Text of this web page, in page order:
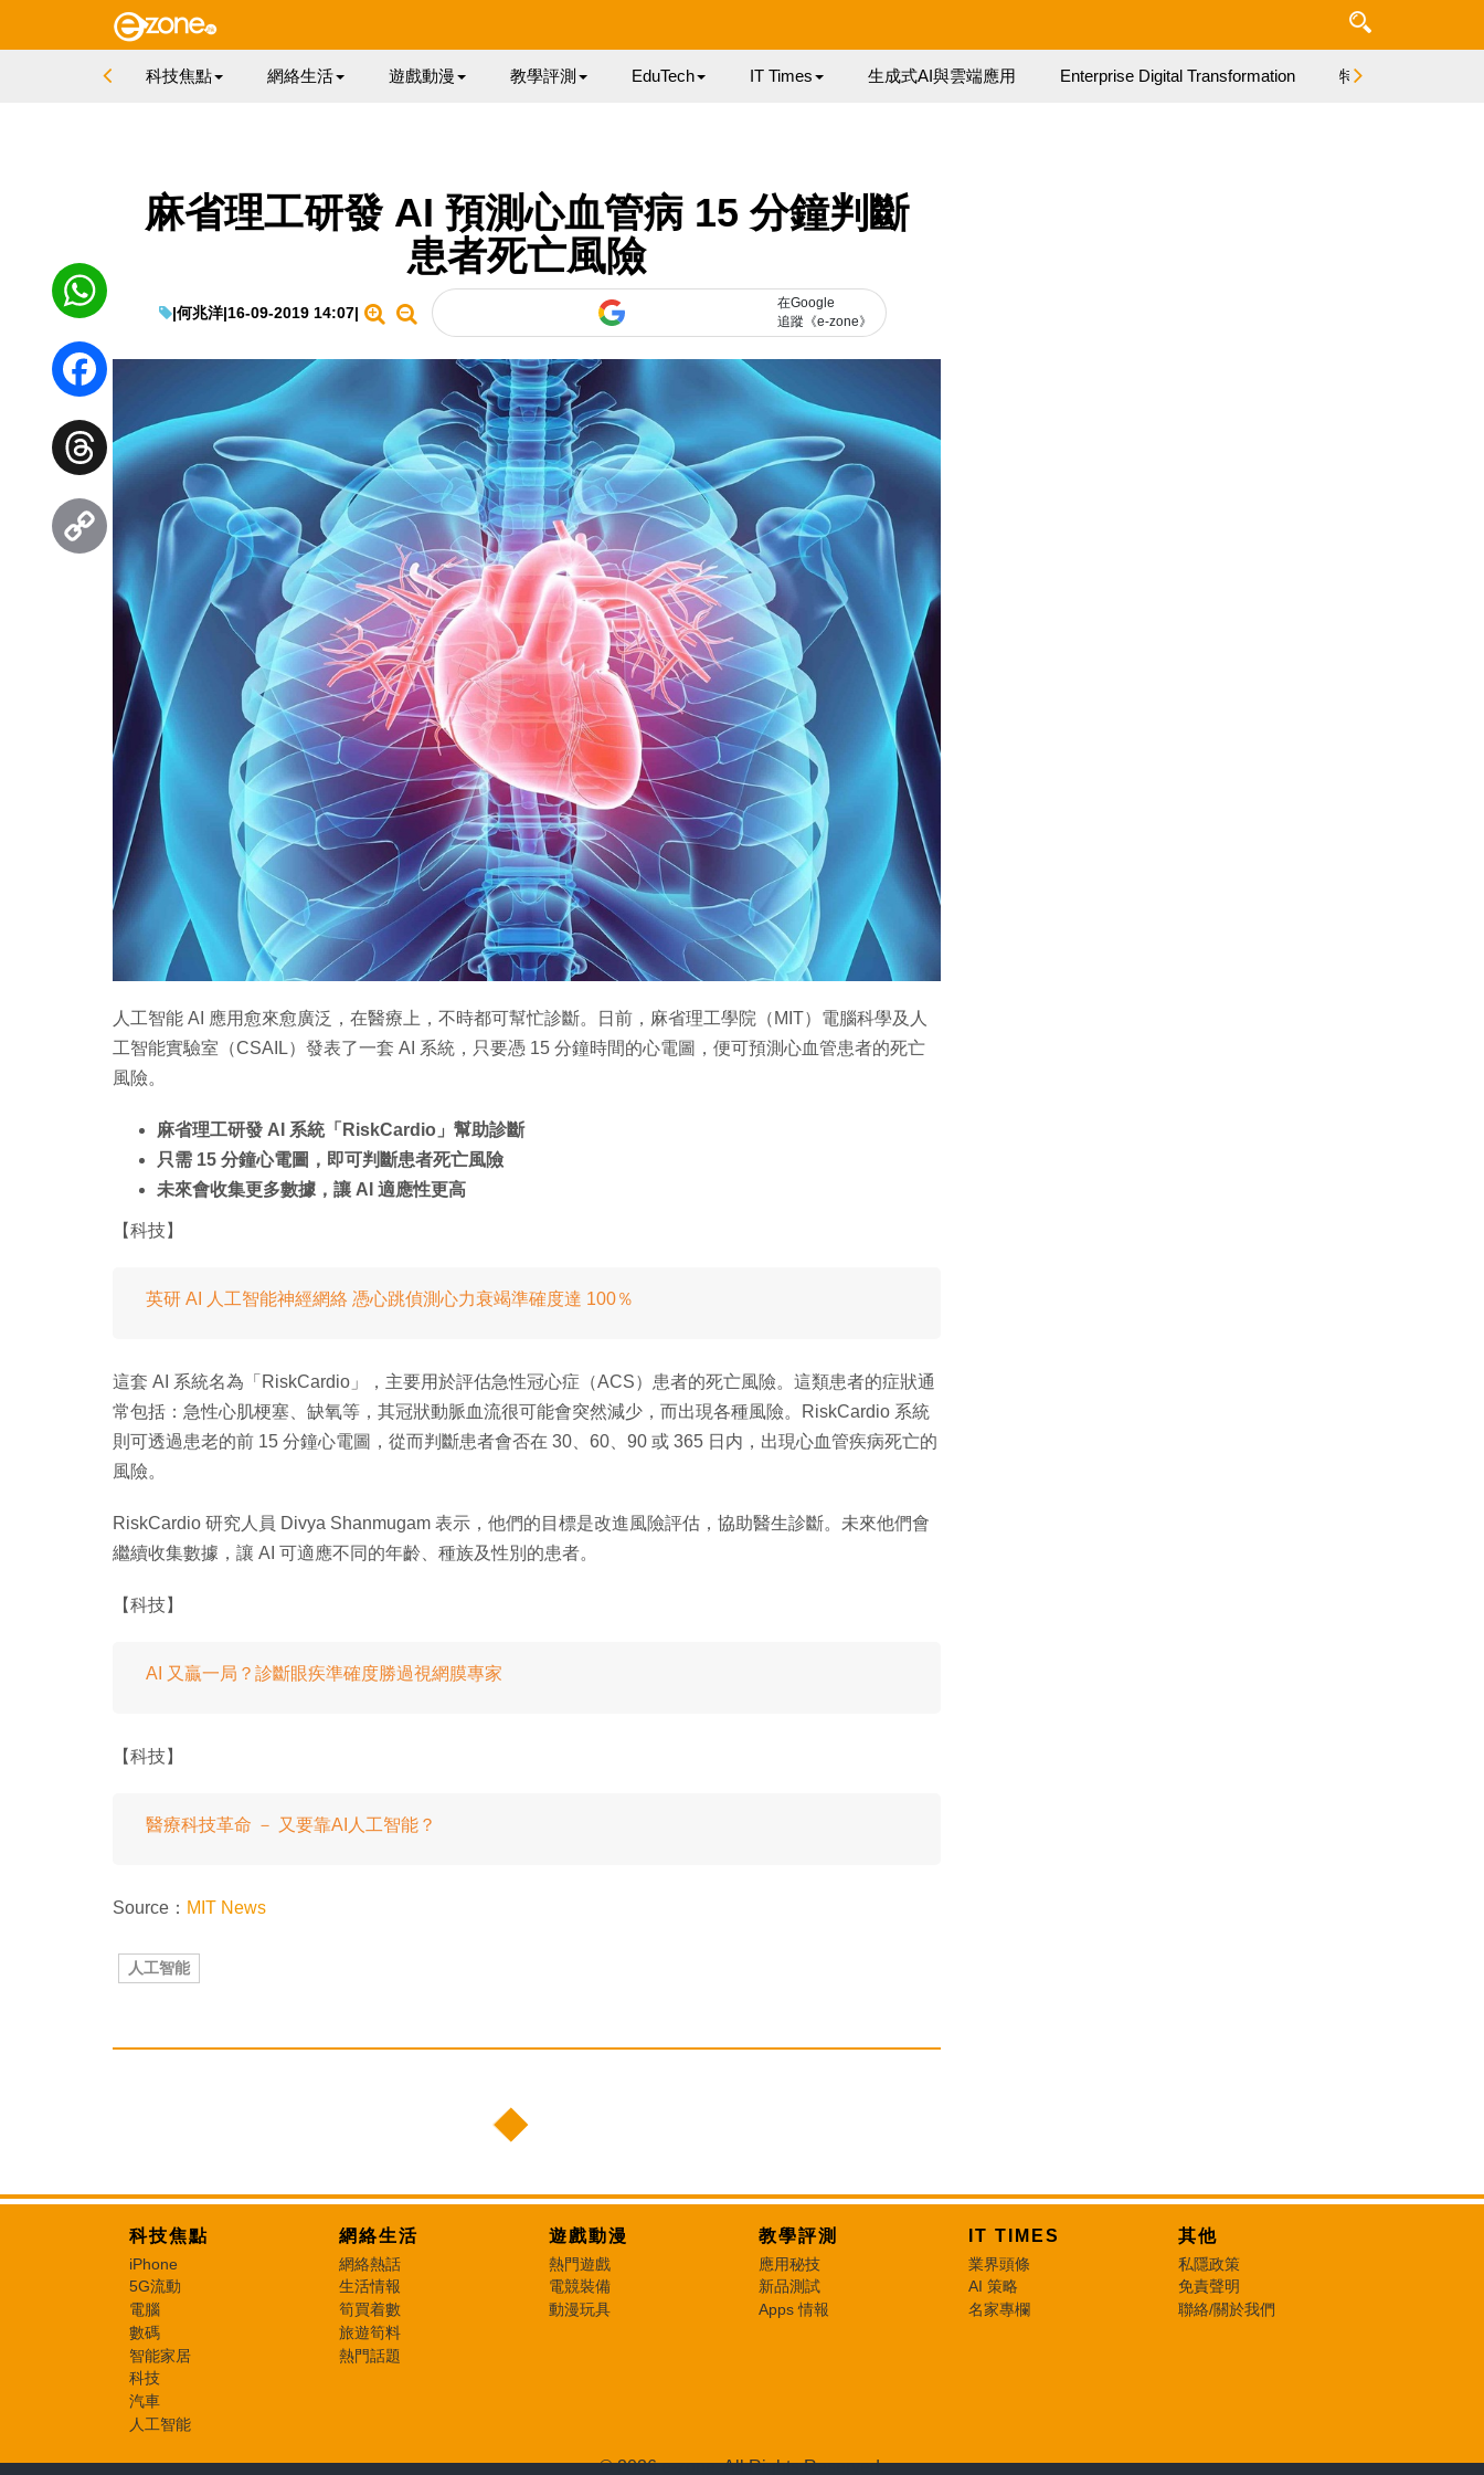
科技焦點 網絡生活 遊戲動漫 教學評測 EduTech IT Times 生成式AI與雲端應用 Enterprise Digital Transformation 特集
麻省理工研發 AI 預測心血管病 15 分鐘判斷
患者死亡風險
|何兆洋|16-09-2019 14:07|
在Google
追蹤《e-zone》
人工智能 AI 應用愈來愈廣泛，在醫療上，不時都可幫忙診斷。日前，麻省理工學院（MIT）電腦科學及人
工智能實驗室（CSAIL）發表了一套 AI 系統，只要憑 15 分鐘時間的心電圖，便可預測心血管患者的死亡
風險。
麻省理工研發 AI 系統「RiskCardio」幫助診斷
只需 15 分鐘心電圖，即可判斷患者死亡風險
未來會收集更多數據，讓 AI 適應性更高
【科技】
英研 AI 人工智能神經網絡 憑心跳偵測心力衰竭準確度達 100％
這套 AI 系統名為「RiskCardio」，主要用於評估急性冠心症（ACS）患者的死亡風險。這類患者的症狀通
常包括：急性心肌梗塞、缺氧等，其冠狀動脈血流很可能會突然減少，而出現各種風險。RiskCardio 系統
則可透過患老的前 15 分鐘心電圖，從而判斷患者會否在 30、60、90 或 365 日内，出現心血管疾病死亡的
風險。
RiskCardio 研究人員 Divya Shanmugam 表示，他們的目標是改進風險評估，協助醫生診斷。未來他們會
繼續收集數據，讓 AI 可適應不同的年齡、種族及性別的患者。
【科技】
AI 又贏一局？診斷眼疾準確度勝過視網膜專家
【科技】
醫療科技革命 － 又要靠AI人工智能？
Source： MIT News
人工智能
WhatsApp
Facebook
Threads
Copy
科技焦點
iPhone
5G流動
電腦
數碼
智能家居
科技
汽車
人工智能
網絡生活
網絡熱話
生活情報
筍買着數
旅遊筍料
熱門話題
遊戲動漫
熱門遊戲
電競裝備
動漫玩具
教學評測
應用秘技
新品測試
Apps 情報
IT TIMES
業界頭條
AI 策略
名家專欄
其他
私隱政策
免責聲明
聯絡/關於我們
© 2026 e-zone. All Rights Reserved.